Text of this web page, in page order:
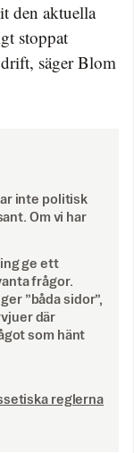
den aktuella
stoppat
säger Blom
inte politisk
Om vi har
ge ett
frågor.
”båda sidor”,
där
som hänt
reglerna